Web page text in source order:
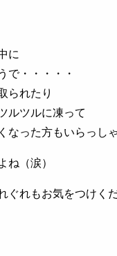
に
で・・・・・
られたり
ルツルに凍って
った方もいらっし
ね（涙）
ぐれもお気をつけく